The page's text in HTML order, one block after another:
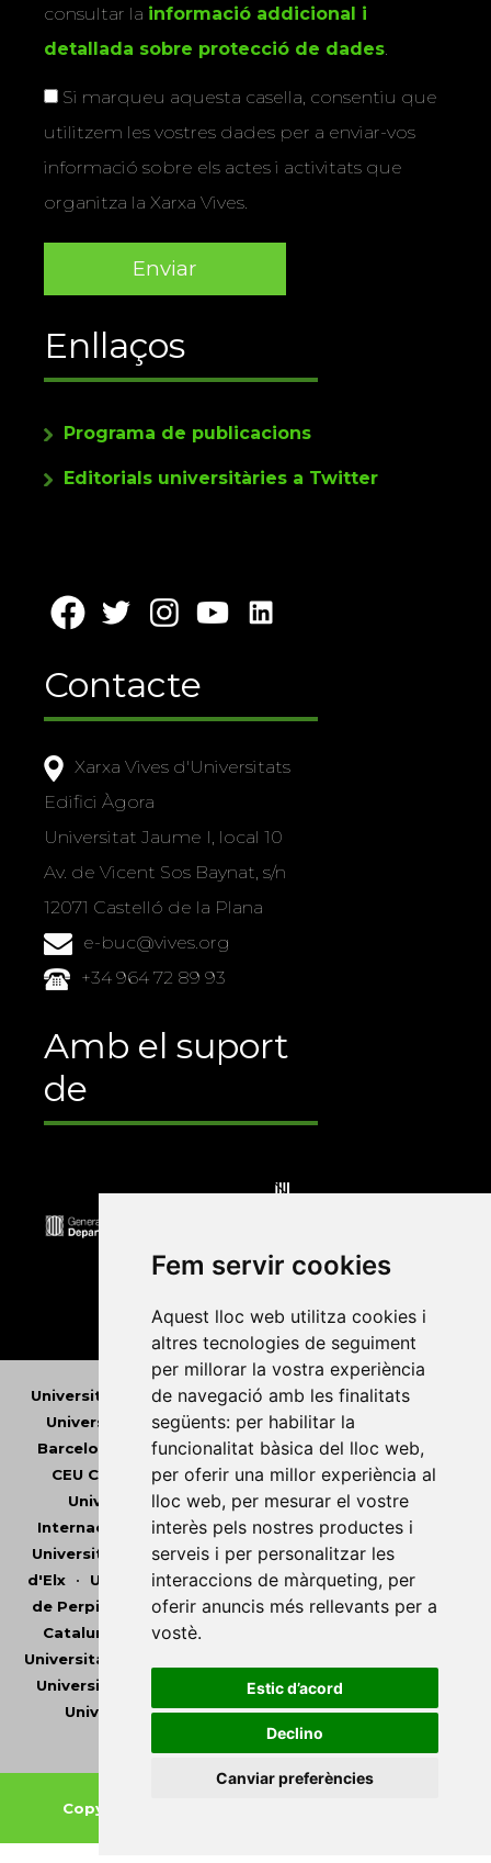
Fem servir cookies
Aquest lloc web utilitza cookies i
altres tecnologies de seguiment
per millorar la vostra experiència
de navegació amb les finalitats
següents: per habilitar la
funcionalitat bàsica del lloc web,
per oferir una millor experiència al
lloc web, per mesurar el vostre
interès pels nostres productes i
serveis i per personalitzar les
interaccions de màrqueting, per
oferir anuncis més rellevants per a
vostè.
Estic d’acord
Declino
Canviar preferències
consultar la informació addicional i
detallada sobre protecció de dades.
Si marqueu aquesta casella, consentiu que
utilitzem les vostres dades per a enviar-vos
informació sobre els actes i activitats que
organitza la Xarxa Vives.
Enllaços
Programa de publicacions
Editorials universitàries a Twitter
Contacte
Xarxa Vives d'Universitats
Edifici Àgora
Universitat Jaume I, local 10
Av. de Vicent Sos Baynat, s/n
12071 Castelló de la Plana
e-buc@vives.org
+34 964 72 89 93
Amb el suport
de
Universitat Abat Oliba CEU•Universitat d'Alacant
Universitat d'Andorra•Universitat Autònoma de
Barcelona
Universitat de Barcelona•Universitat
CEU Cardenal Herrera•Universitat de Girona •
Universitat de les Illes Balears• Universitat
Internacional de Catalunya•Universitat Jaume I
Universitat de Lleida• Universitat Miguel Hernández
d'Elx• Universitat Oberta de Catalunya•Universitat
de Perpinyà Via Domitia•Universitat Politècnica de
Catalunya
Universitat Politècnica de València
Universitat Pompeu Fabra
Universitat Rovira i Virgili
•Universitat de Sàsser
Universitat de València•Universitat de Vic -
Universitat Central de Catalunya
Copyright © 2026